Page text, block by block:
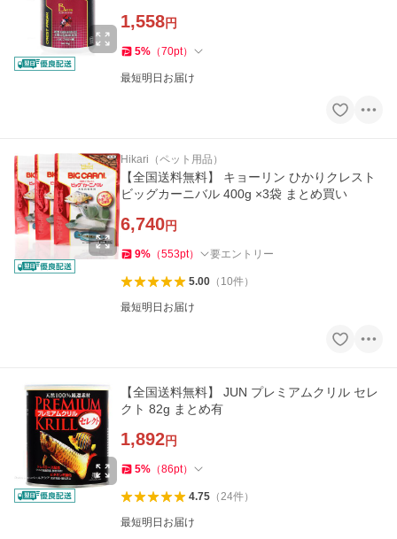
1,558円
5% （70pt）
最短明日お届け
Hikari（ペット用品）
【全国送料無料】 キョーリン ひかりクレスト
ビッグカーニバル 400g ×3袋 まとめ買い
6,740円
9% （553pt） 要エントリー
5.00（ 10件）
最短明日お届け
【全国送料無料】 JUN プレミアムクリル セレ
クト 82g まとめ有
1,892円
5% （86pt）
4.75（24件）
最短明日お届け